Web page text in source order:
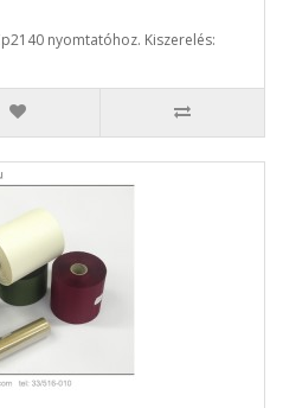
nyomtatóhoz. Kiszerelés: